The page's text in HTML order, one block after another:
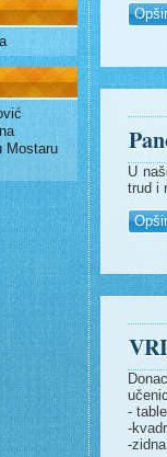
Mostaru
U
trud i
-
-
-